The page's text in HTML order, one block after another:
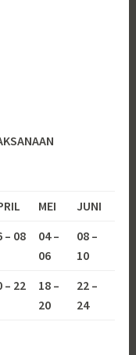
MEI
JUNI
– 08
04 –
06
08 –
10
– 22
18 –
20
22 –
24